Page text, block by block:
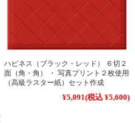
ハピネス（ブラック・レッド） ６切２
面（角・角） ・ 写真プリント２枚使用
（高級ラスター紙）セット作成
¥5,091(税込 ¥5,600)